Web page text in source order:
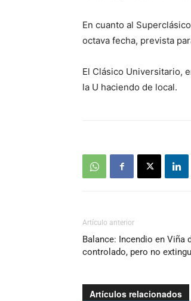
En cuanto al
octava fecha, prevista
El Clásico Universitario,
la U haciendo de local.
Artículo anterior
Balance: Incendio en Viña
controlado, pero no
Artículos relacionados